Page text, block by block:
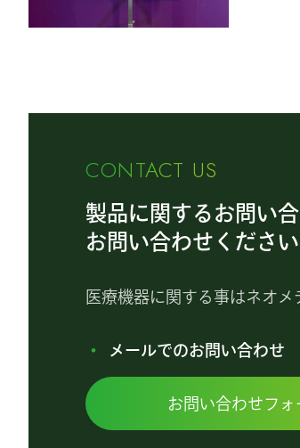
CONTACT US
製品に関するお問い
お問い合わせください
医療機器に関する事はネオメ
メールでのお問い合わせ
お問い合わせフォ